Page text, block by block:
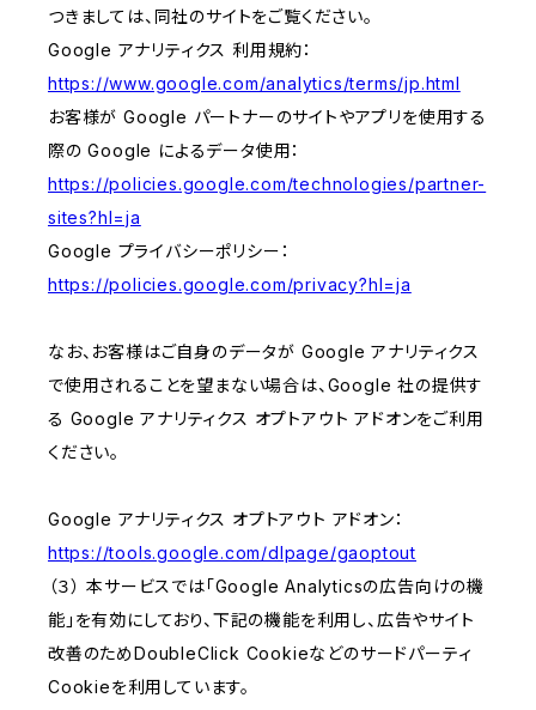
つきましては、同社のサイトをご覧ください。
Google アナリティクス 利用規約：
https://www.google.com/analytics/terms/jp.html
お客様が Google パートナーのサイトやアプリを使用する
際の Google によるデータ使用：
https://policies.google.com/technologies/partner-
sites?hl=ja
Google プライバシーポリシー：
https://policies.google.com/privacy?hl=ja
なお、お客様はご自身のデータが Google アナリティクス
で使用されることを望まない場合は、Google 社の提供す
る Google アナリティクス オプトアウト アドオンをご利用
ください。
Google アナリティクス オプトアウト アドオン：
https://tools.google.com/dlpage/gaoptout
（３） 本サービスでは「Google Analyticsの広告向けの機
能」を有効にしており、下記の機能を利用し、広告やサイト
改善のためDoubleClick Cookieなどのサードパーティ
Cookieを利用しています。